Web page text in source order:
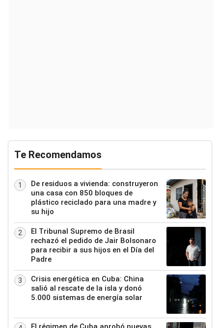
Te Recomendamos
1
De residuos a vivienda: construyeron
una casa con 850 bloques de
plástico reciclado para una madre y
su hijo
2
El Tribunal Supremo de Brasil
rechazó el pedido de Jair Bolsonaro
para recibir a sus hijos en el Día del
Padre
3
Crisis energética en Cuba: China
salió al rescate de la isla y donó
5.000 sistemas de energía solar